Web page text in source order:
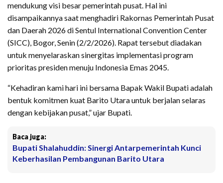
mendukung visi besar pemerintah pusat. Hal ini
disampaikannya saat menghadiri Rakornas Pemerintah Pusat
dan Daerah 2026 di Sentul International Convention Center
(SICC), Bogor, Senin (2/2/2026). Rapat tersebut diadakan
untuk menyelaraskan sinergitas implementasi program
prioritas presiden menuju Indonesia Emas 2045.
“Kehadiran kami hari ini bersama Bapak Wakil Bupati adalah
bentuk komitmen kuat Barito Utara untuk berjalan selaras
dengan kebijakan pusat,” ujar Bupati.
Baca juga:
Bupati Shalahuddin: Sinergi Antarpemerintah Kunci
Keberhasilan Pembangunan Barito Utara